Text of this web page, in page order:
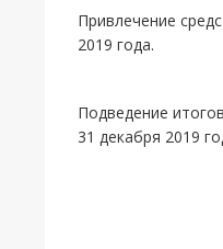
Привлечение
2019 года.
Подведение
31 декабря 2019